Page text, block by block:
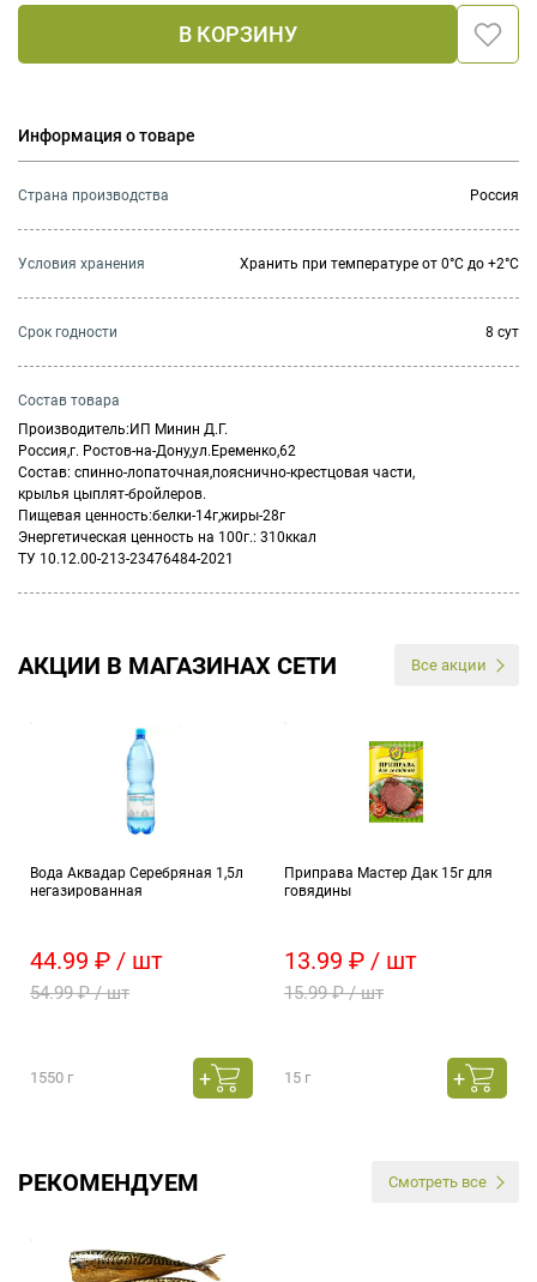
В КОРЗИНУ
Информация о товаре
Страна производства Россия
Условия хранения Хранить при температуре от 0°С до +2°С
Cрок годности 8 сут
Состав товара
Производитель:ИП Минин Д.Г.
Россия,г. Ростов-на-Дону,ул.Еременко,62
Состав: спинно-лопаточная,пояснично-крестцовая части,
крылья цыплят-бройлеров.
Пищевая ценность:белки-14г,жиры-28г
Энергетическая ценность на 100г.: 310ккал
ТУ 10.12.00-213-23476484-2021
АКЦИИ В МАГАЗИНАХ СЕТИ Все акции
Вода Аквадар Серебряная 1,5л
негазированная
44.99 ₽ / шт
54.99 ₽ / шт
1550 г
Приправа Мастер Дак 15г для
говядины
13.99 ₽ / шт
15.99 ₽ / шт
15 г
РЕКОМЕНДУЕМ Смотреть все